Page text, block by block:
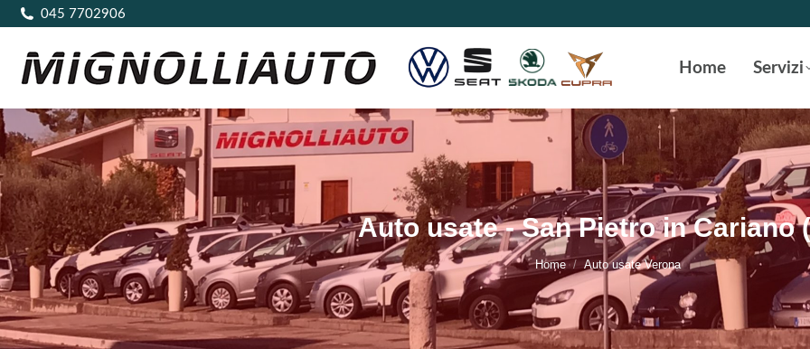
045 7702906
Home Servizi
Auto usate - San Pietro in Cariano
Tu sei qui:
Home Auto usate Verona